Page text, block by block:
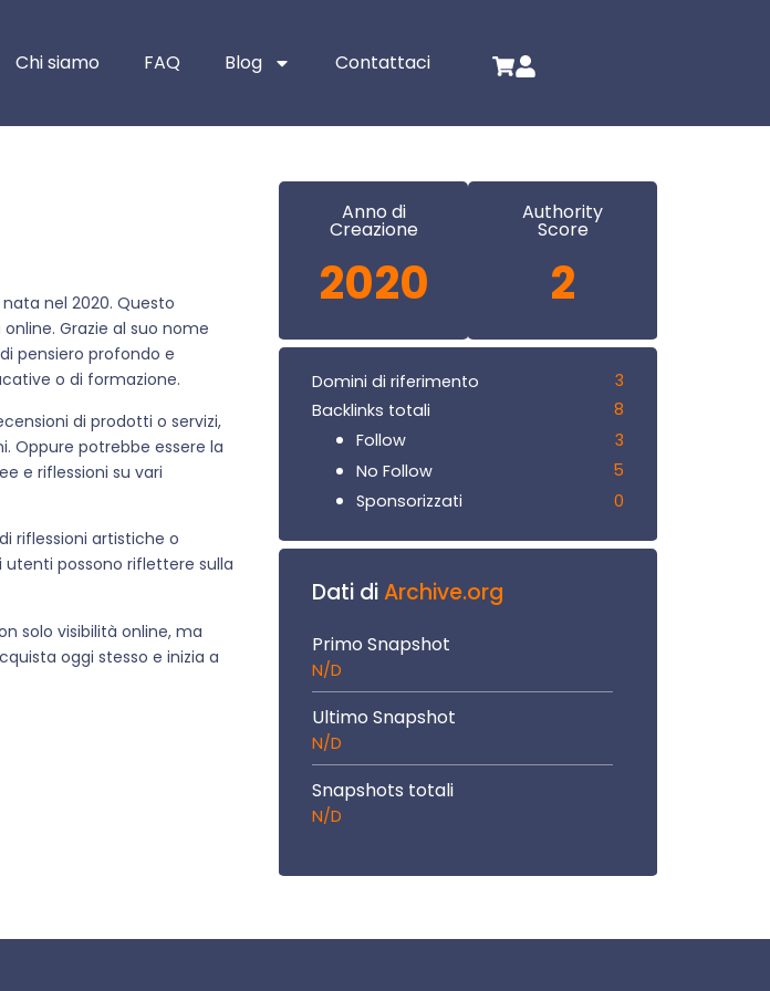
Chi siamo FAQ Blog Contattaci
nel 2020. Questo
Grazie al suo nome
pensiero profondo e
o di formazione.
di prodotti o servizi,
Oppure potrebbe essere la
e riflessioni su vari
riflessioni artistiche o
possono riflettere sulla
solo visibilità online, ma
oggi stesso e inizia a
Anno di
Creazione
2020
Authority
Score
2
Domini di riferimento
3
Backlinks totali
8
Follow
3
No Follow
5
Sponsorizzati
0
Dati diArchive.org
Primo Snapshot
N/D
Ultimo Snapshot
N/D
Snapshots totali
N/D